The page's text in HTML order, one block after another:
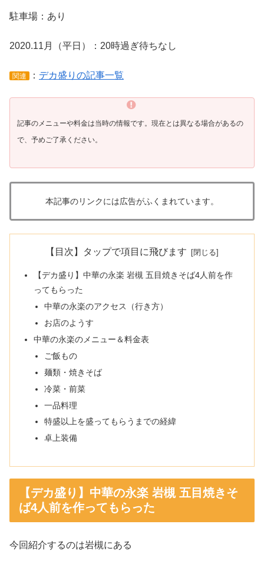
駐車場：あり
2020.11月（平日）：20時過ぎ待ちなし
関連 ： デカ盛りの記事一覧
記事のメニューや料金は当時の情報です。現在とは異なる場合があるの
で、予めご了承ください。
本記事のリンクには広告がふくまれています。
【目次】タップで項目に飛びます
【デカ盛り】中華の永楽 岩槻 五目焼きそば4人前を作
ってもらった
中華の永楽のアクセス（行き方）
お店のようす
中華の永楽のメニュー＆料金表
ご飯もの
麺類・焼きそば
冷菜・前菜
一品料理
特盛以上を盛ってもらうまでの経緯
卓上装備
【デカ盛り】中華の永楽 岩槻 五目焼きそ
ば4人前を作ってもらった
今回紹介するのは岩槻にある